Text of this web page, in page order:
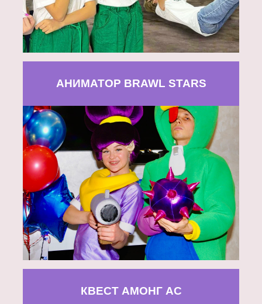
АНИМАТОР BRAWL STARS
КВЕСТ АМОНГ АС